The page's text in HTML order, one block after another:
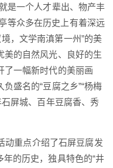
是一个人才辈出、物产丰
等众多在历史上有着深远
，文学南滇第一州”的美
美的自然风光、良好的生
了一幅新时代的美丽画
盛名的“豆腐之乡”“杨梅
石屏城、百年豆腐香、秀
动重点介绍了石屏豆腐发
的历史，独具特色的“井